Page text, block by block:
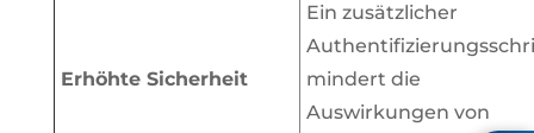
Erhöhte Sicherheit
Ein zusätzlicher
mindert die
Auswirkungen von
Matthias Voigt